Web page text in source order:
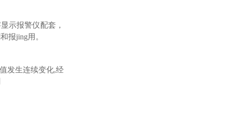
示报警仪配套，
报jing用。
发生连续变化,经